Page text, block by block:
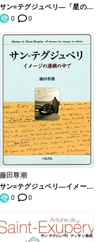
サン=テグジュペリ―「星の王
子さま」の作者 (講談社 火の
鳥伝記文庫)
0 0
藤田尊潮
サン=テグジュペリ―イメージ
の連鎖の中で
0 0